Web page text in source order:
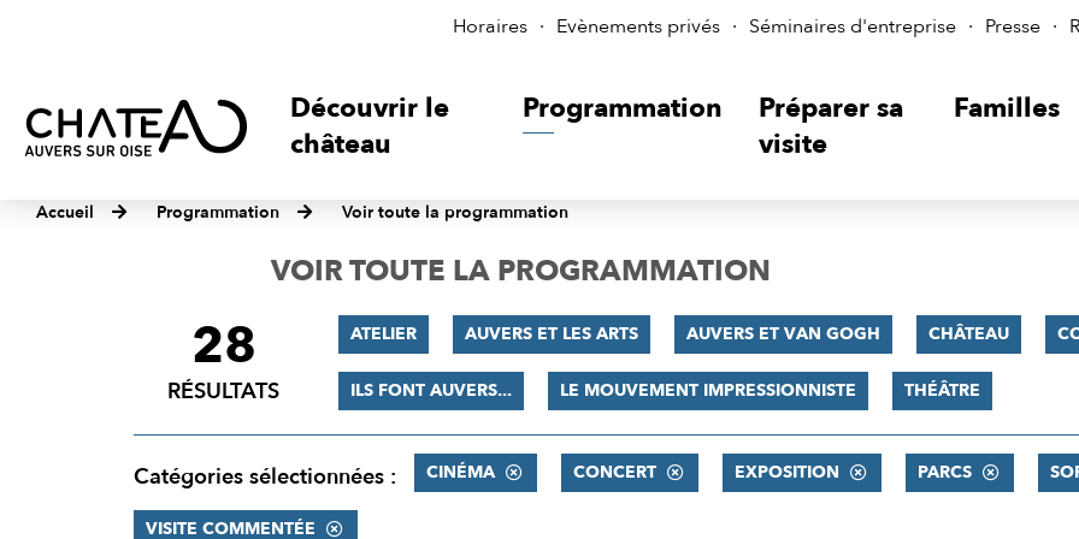
Horaires Evènements privés Séminaires d'entreprise Presse
Découvrir le
château
Programmation
Préparer sa
visite
Familles
Accueil Programmation Voir toute la programmation
VOIR TOUTE LA PROGRAMMATION
FILTRER
RÉSULTATS
28
RÉSULTATS
ATELIER AUVERS ET LES ARTS AUVERS ET VAN GOGH CHÂTEAU
ILS FONT AUVERS... LE MOUVEMENT IMPRESSIONNISTE THÉÂTRE
Catégories sélectionnées : CINÉMA CONCERT EXPOSITION PARCS
VISITE COMMENTÉE